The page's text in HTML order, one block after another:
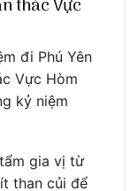
thác Vực
đi Phú Yên
Vực Hòm
kỷ niệm
gia vị từ
than củi để